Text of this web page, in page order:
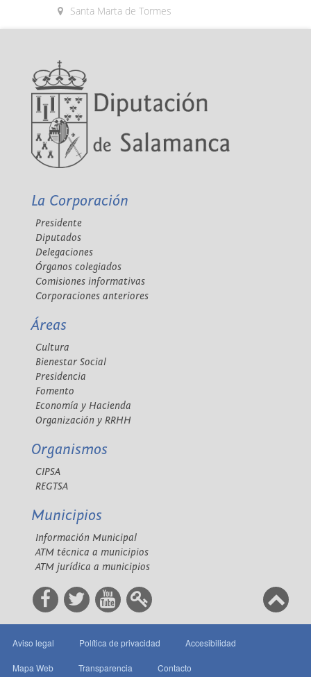
Santa Marta de Tormes
La Corporación
Presidente
Diputados
Delegaciones
Órganos colegiados
Comisiones informativas
Corporaciones anteriores
Áreas
Cultura
Bienestar Social
Presidencia
Fomento
Economía y Hacienda
Organización y RRHH
Organismos
CIPSA
REGTSA
Municipios
Información Municipal
ATM técnica a municipios
ATM jurídica a municipios
Aviso legal Política de privacidad Accesibilidad
Mapa Web Transparencia Contacto